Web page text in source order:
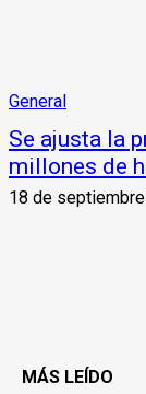
General
Se ajusta la
millones de
18 de
MÁS LEÍDO